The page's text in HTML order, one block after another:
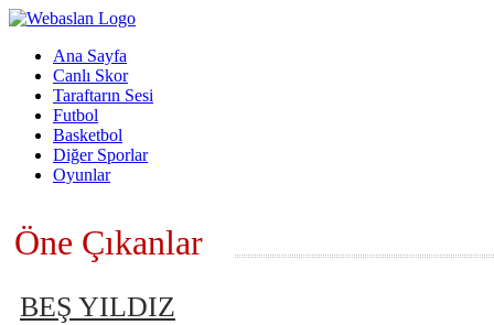
Ana Sayfa
Canlı Skor
Taraftarın Sesi
Futbol
Basketbol
Diğer Sporlar
Oyunlar
Öne Çıkanlar
BEŞ YILDIZ